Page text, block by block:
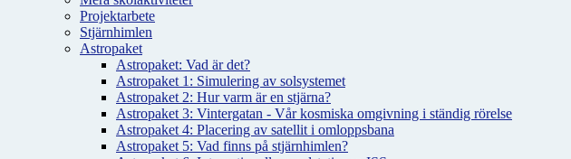
Projektarbete
Stjärnhimlen
Astropaket
Astropaket: Vad är det?
Astropaket 1: Simulering av solsystemet
Astropaket 2: Hur varm är en stjärna?
Astropaket 3: Vintergatan - Vår kosmiska omgivning i ständig rörelse
Astropaket 4: Placering av satellit i omloppsbana
Astropaket 5: Vad finns på stjärnhimlen?